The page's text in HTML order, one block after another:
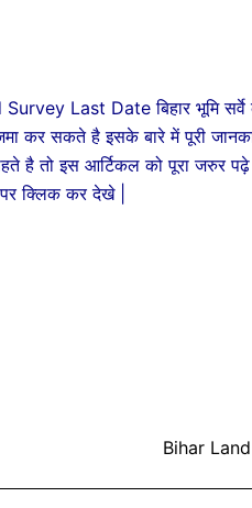
Last Date बिहार भूमि
कर सकते है इसके बारे में पूरी
है तो इस आर्टिकल को पूरा जरुर
क्लिक कर देखे |
Bihar